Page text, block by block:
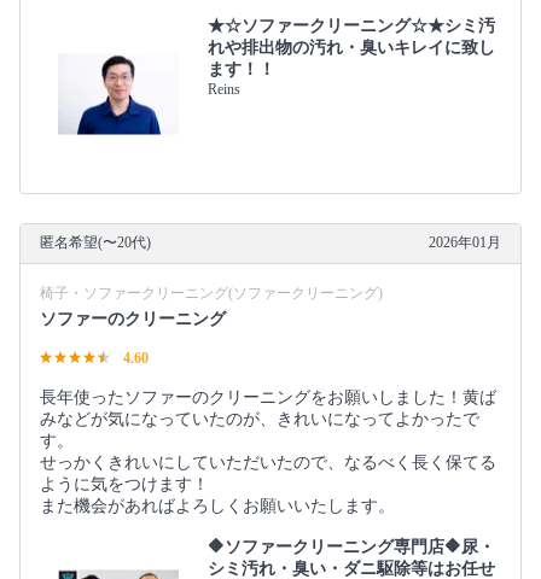
★☆ソファークリーニング☆★シミ汚
れや排出物の汚れ・臭いキレイに致し
ます！！
Reins
匿名希望(〜20代) 2026年01月
椅子・ソファークリーニング(ソファークリーニング)
ソファーのクリーニング
4.60
長年使ったソファーのクリーニングをお願いしました！黄ば
みなどが気になっていたのが、きれいになってよかったで
す。
せっかくきれいにしていただいたので、なるべく長く保てる
ように気をつけます！
また機会があればよろしくお願いいたします。
🔶ソファークリーニング専門店🔶尿・
シミ汚れ・臭い・ダニ駆除等はお任せ